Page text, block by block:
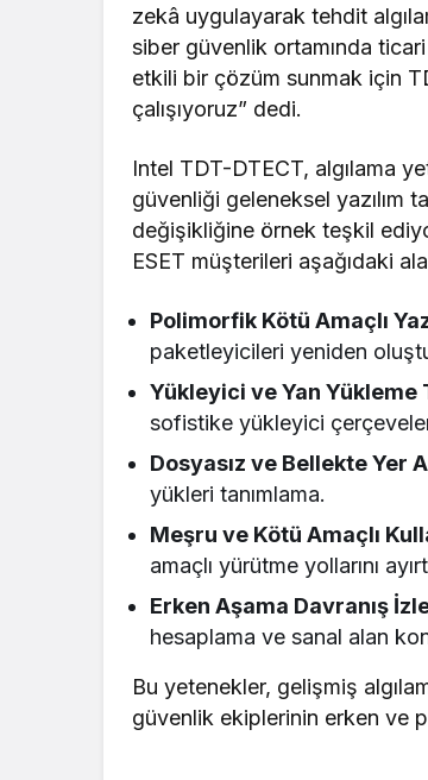
zekâ uygulayarak tehdit
siber güvenlik ortamında ticari
etkili bir çözüm sunmak için
çalışıyoruz” dedi.
Intel TDT-DTECT, algılama
güvenliği geleneksel yazılım
değişikliğine örnek teşkil
ESET müşterileri aşağıdaki
Polimorfik Kötü Amaçlı
paketleyicileri yeniden
Yükleyici ve Yan Yükleme
sofistike yükleyici
Dosyasız ve Bellekte Yer
yükleri tanımlama.
Meşru ve Kötü Amaçlı
amaçlı yürütme yollarını
Erken Aşama Davranış
hesaplama ve sanal alan
Bu yetenekler, gelişmiş
güvenlik ekiplerinin erken ve